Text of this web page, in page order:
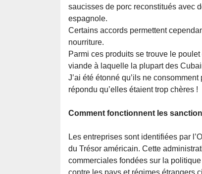
saucisses de porc reconstitués avec
espagnole.
Certains accords permettent
nourriture.
Parmi ces produits se trouve le
viande à laquelle la plupart des
J’ai été étonné qu’ils ne
répondu qu’elles étaient trop chères !
Comment fonctionnent les
Les entreprises sont identifiées par
du Trésor américain. Cette
commerciales fondées sur la